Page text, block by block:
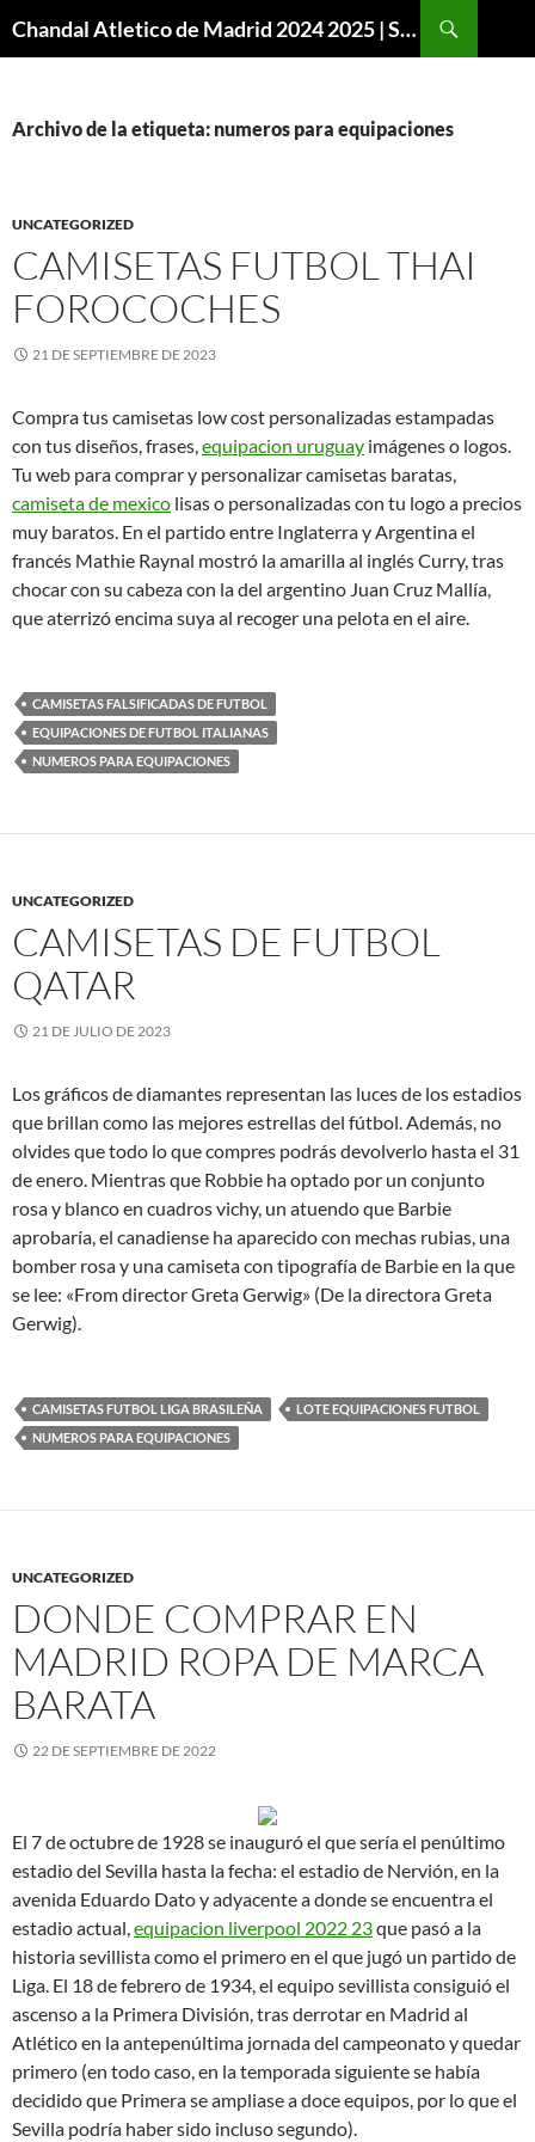
Chandal Atletico de Madrid 2024 2025 | SuperVigo
Archivo de la etiqueta: numeros para equipaciones
UNCATEGORIZED
CAMISETAS FUTBOL THAI
FOROCOCHES
21 DE SEPTIEMBRE DE 2023
Compra tus camisetas low cost personalizadas estampadas
con tus diseños, frases,equipacion uruguay imágenes o logos.
Tu web para comprar y personalizar camisetas baratas,
camiseta de mexico lisas o personalizadas con tu logo a precios
muy baratos. En el partido entre Inglaterra y Argentina el
francés Mathie Raynal mostró la amarilla al inglés Curry, tras
chocar con su cabeza con la del argentino Juan Cruz Mallía,
que aterrizó encima suya al recoger una pelota en el aire.
CAMISETAS FALSIFICADAS DE FUTBOL
EQUIPACIONES DE FUTBOL ITALIANAS
NUMEROS PARA EQUIPACIONES
UNCATEGORIZED
CAMISETAS DE FUTBOL
QATAR
21 DE JULIO DE 2023
Los gráficos de diamantes representan las luces de los estadios
que brillan como las mejores estrellas del fútbol. Además, no
olvides que todo lo que compres podrás devolverlo hasta el 31
de enero. Mientras que Robbie ha optado por un conjunto
rosa y blanco en cuadros vichy, un atuendo que Barbie
aprobaría, el canadiense ha aparecido con mechas rubias, una
bomber rosa y una camiseta con tipografía de Barbie en la que
se lee: «From director Greta Gerwig» (De la directora Greta
Gerwig).
CAMISETAS FUTBOL LIGA BRASILEÑA
LOTE EQUIPACIONES FUTBOL
NUMEROS PARA EQUIPACIONES
UNCATEGORIZED
DONDE COMPRAR EN
MADRID ROPA DE MARCA
BARATA
22 DE SEPTIEMBRE DE 2022
El 7 de octubre de 1928 se inauguró el que sería el penúltimo
estadio del Sevilla hasta la fecha: el estadio de Nervión, en la
avenida Eduardo Dato y adyacente a donde se encuentra el
estadio actual,equipacion liverpool 2022 23que pasó a la
historia sevillista como el primero en el que jugó un partido de
Liga. El 18 de febrero de 1934, el equipo sevillista consiguió el
ascenso a la Primera División, tras derrotar en Madrid al
Atlético en la antepenúltima jornada del campeonato y quedar
primero (en todo caso, en la temporada siguiente se había
decidido que Primera se ampliase a doce equipos, por lo que el
Sevilla podría haber sido incluso segundo).